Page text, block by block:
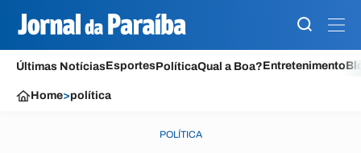
Últimas NotíciasEsportesPolíticaQual a Boa?Entretenimento
Home>política
POLÍTICA